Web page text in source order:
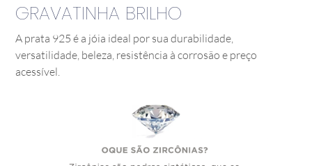
GRAVATINHA BRILHO
A prata 925 é a jóia ideal por sua durabilidade,
versatilidade, beleza, resistência à corrosão e preço
acessível.